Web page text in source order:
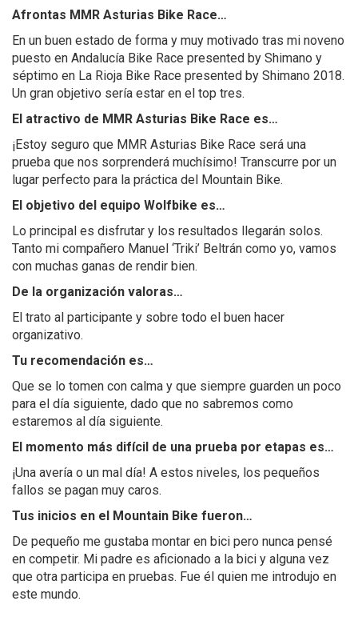
Afrontas MMR Asturias Bike Race…
En un buen estado de forma y muy motivado tras mi noveno
puesto en Andalucía Bike Race presented by Shimano y
séptimo en La Rioja Bike Race presented by Shimano 2018.
Un gran objetivo sería estar en el top tres.
El atractivo de MMR Asturias Bike Race es…
¡Estoy seguro que MMR Asturias Bike Race será una
prueba que nos sorprenderá muchísimo! Transcurre por un
lugar perfecto para la práctica del Mountain Bike.
El objetivo del equipo Wolfbike es…
Lo principal es disfrutar y los resultados llegarán solos.
Tanto mi compañero Manuel ‘Triki’ Beltrán como yo, vamos
con muchas ganas de rendir bien.
De la organización valoras…
El trato al participante y sobre todo el buen hacer
organizativo.
Tu recomendación es…
Que se lo tomen con calma y que siempre guarden un poco
para el día siguiente, dado que no sabremos como
estaremos al día siguiente.
El momento más difícil de una prueba por etapas es…
¡Una avería o un mal día! A estos niveles, los pequeños
fallos se pagan muy caros.
Tus inicios en el Mountain Bike fueron…
De pequeño me gustaba montar en bici pero nunca pensé
en competir. Mi padre es aficionado a la bici y alguna vez
que otra participa en pruebas. Fue él quien me introdujo en
este mundo.